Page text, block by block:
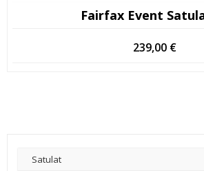
Fairfax Event
239,00 €
Satulat